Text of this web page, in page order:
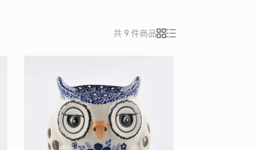
共 9 件商品